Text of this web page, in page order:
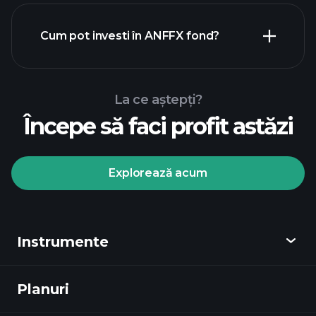
Cum pot investi în ANFFX fond?
recomandat
La ce aștepți?
Începe să faci profit astăzi
Explorează acum
Instrumente
Descoperă
Planuri